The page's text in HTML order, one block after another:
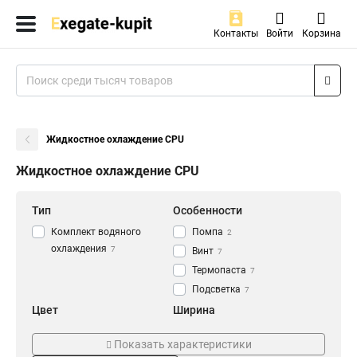
Контакты Войти Корзина
Жидкостное охлаждение CPU
Жидкостное охлаждение CPU
Тип
Комплект водяного
охлаждения 7
Особенности
Помпа 2
Винт 7
Термопаста 7
Подсветка 7
Цвет
Черный 7
Ширина
120mm 7
Показать характеристики